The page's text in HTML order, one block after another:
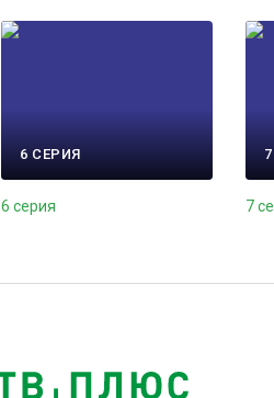
6 СЕРИЯ
6 серия 7